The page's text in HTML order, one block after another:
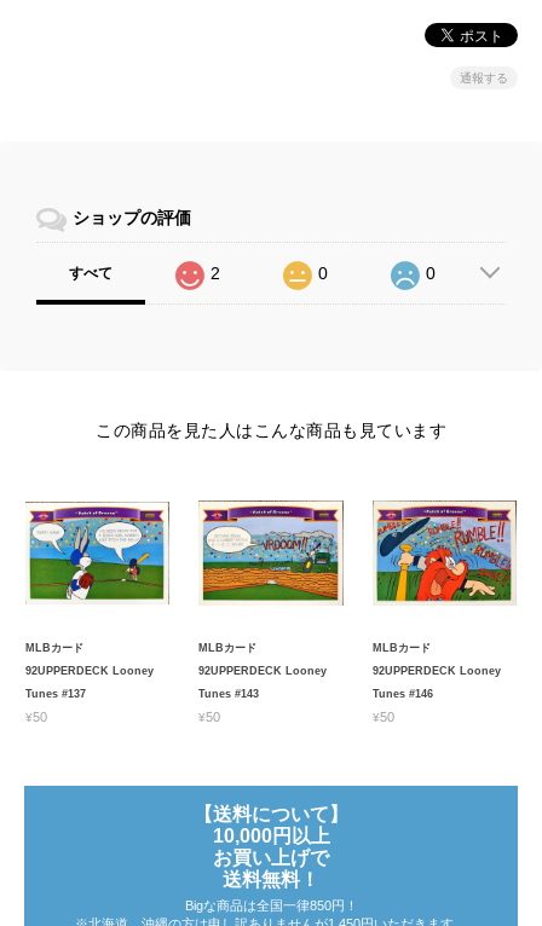
通報する
ショップの評価
すべて 2 0 0
この商品を見た人はこんな商品も見ています
MLBカード
92UPPERDECK Looney
Tunes #137
¥50
MLBカード
92UPPERDECK Looney
Tunes #143
¥50
MLBカード
92UPPERDECK Looney
Tunes #146
¥50
【送料について】
10,000円以上
お買い上げで
送料無料！
Bigな商品は全国一律850円！